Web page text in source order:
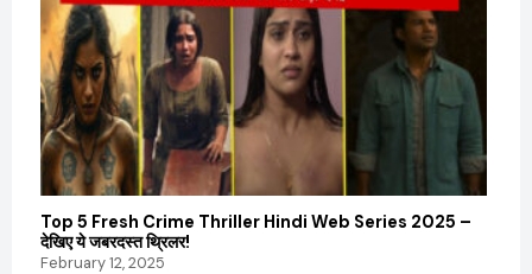
Top 5 Fresh Crime Thriller Hindi Web Series 2025 –
देखिए ये जबरदस्त थ्रिलर!
February 12, 2025